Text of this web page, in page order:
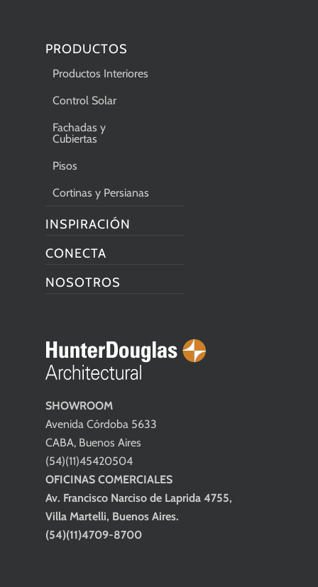
SHOWROOM
Avenida Córdoba 5633
CABA, Buenos Aires
(54)(11)45420504
OFICINAS COMERCIALES
Av. Francisco Narciso de Laprida 4755,
Villa Martelli, Buenos Aires.
(54)(11)4709-8700
PRODUCTOS
Productos Interiores
Control Solar
Fachadas y
Cubiertas
Pisos
Cortinas y Persianas
INSPIRACIÓN
CONECTA
NOSOTROS